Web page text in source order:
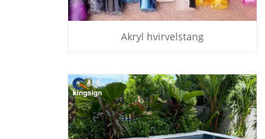
Akryl hvirvelstang